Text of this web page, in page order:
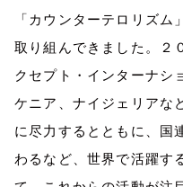
「カウンターテロリズム
取り組んできました。２
クセプト・インターナシ
ケニア、ナイジェリアな
に尽力するとともに、国
わるなど、世界で活躍す